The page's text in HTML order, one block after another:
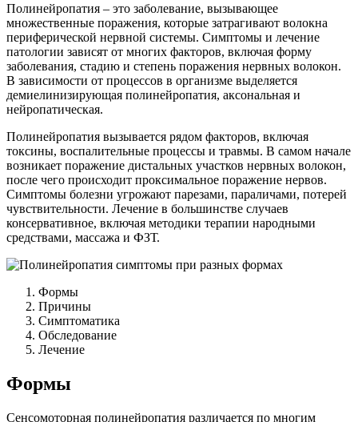
Полинейропатия – это заболевание, вызывающее
множественные поражения, которые затрагивают волокна
периферической нервной системы. Симптомы и лечение
патологии зависят от многих факторов, включая форму
заболевания, стадию и степень поражения нервных волокон.
В зависимости от процессов в организме выделяется
демиелинизирующая полинейропатия, аксональная и
нейропатическая.
Полинейропатия вызывается рядом факторов, включая
токсины, воспалительные процессы и травмы. В самом начале
возникает поражение дистальных участков нервных волокон,
после чего происходит проксимальное поражение нервов.
Симптомы болезни угрожают парезами, параличами, потерей
чувствительности. Лечение в большинстве случаев
консервативное, включая методики терапии народными
средствами, массажа и ФЗТ.
Формы
Причины
Симптоматика
Обследование
Лечение
Формы
Сенсомоторная полинейропатия различается по многим